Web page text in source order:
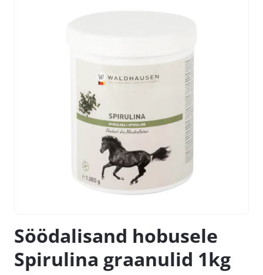
Söödalisand hobusele
Spirulina graanulid 1kg